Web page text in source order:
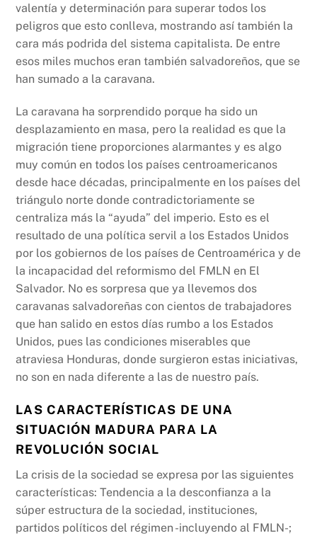
valentía y determinación para superar todos los
peligros que esto conlleva, mostrando así también la
cara más podrida del sistema capitalista. De entre
esos miles muchos eran también salvadoreños, que se
han sumado a la caravana.
La caravana ha sorprendido porque ha sido un
desplazamiento en masa, pero la realidad es que la
migración tiene proporciones alarmantes y es algo
muy común en todos los países centroamericanos
desde hace décadas, principalmente en los países del
triángulo norte donde contradictoriamente se
centraliza más la “ayuda” del imperio. Esto es el
resultado de una política servil a los Estados Unidos
por los gobiernos de los países de Centroamérica y de
la incapacidad del reformismo del FMLN en El
Salvador. No es sorpresa que ya llevemos dos
caravanas salvadoreñas con cientos de trabajadores
que han salido en estos días rumbo a los Estados
Unidos, pues las condiciones miserables que
atraviesa Honduras, donde surgieron estas iniciativas,
no son en nada diferente a las de nuestro país.
LAS CARACTERÍSTICAS DE UNA
SITUACIÓN MADURA PARA LA
REVOLUCIÓN SOCIAL
La crisis de la sociedad se expresa por las siguientes
características: Tendencia a la desconfianza a la
súper estructura de la sociedad, instituciones,
partidos políticos del régimen -incluyendo al FMLN-;